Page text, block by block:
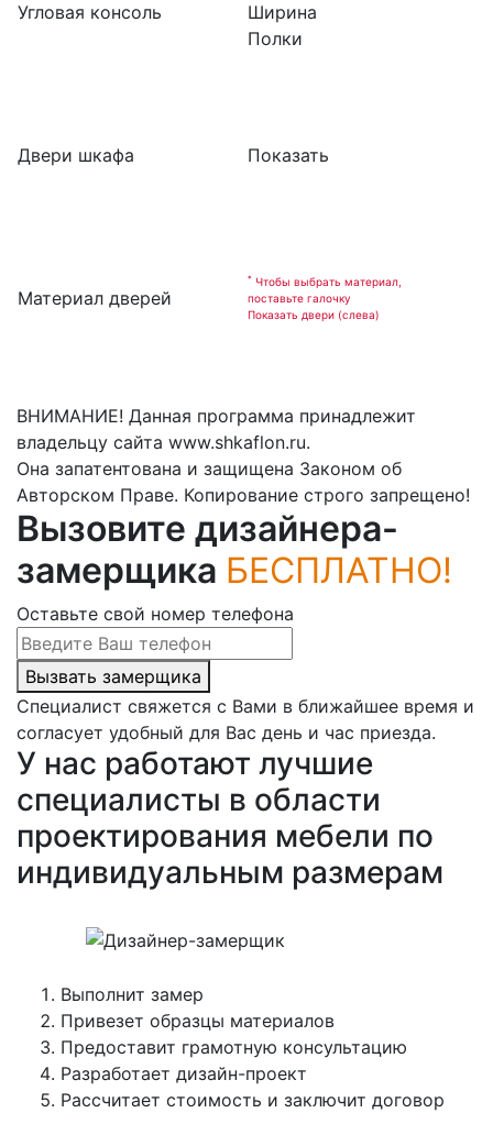
Угловая консоль
Двери шкафа
Материал дверей
Ширина
Полки
Показать
* Чтобы выбрать материал,
поставьте галочку
Показать двери (слева)
ВНИМАНИЕ! Данная программа принадлежит
владельцу сайта www.shkaflon.ru.
Она запатентована и защищена Законом об
Авторском Праве. Копирование строго запрещено!
Вызовите дизайнера-
замерщика БЕСПЛАТНО!
Оставьте свой номер телефона
Вызвать замерщика
Специалист свяжется с Вами в ближайшее время и
согласует удобный для Вас день и час приезда.
У нас работают лучшие
специалисты в области
проектирования мебели по
индивидуальным размерам
Выполнит замер
Привезет образцы материалов
Предоставит грамотную консультацию
Разработает дизайн-проект
Рассчитает стоимость и заключит договор